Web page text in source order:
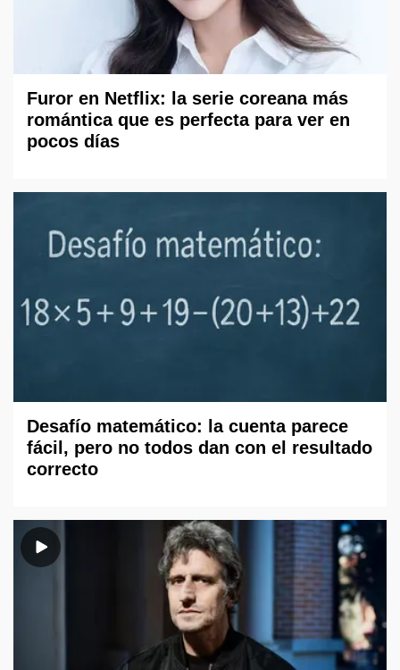
Furor en Netflix: la serie coreana más
romántica que es perfecta para ver en
pocos días
Desafío matemático: la cuenta parece
fácil, pero no todos dan con el resultado
correcto